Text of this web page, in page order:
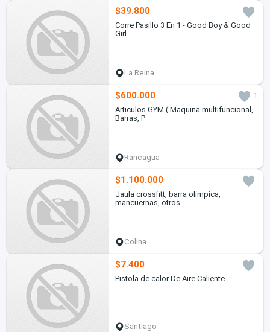
$39.800
Corre Pasillo 3 En 1 - Good Boy & Good
Girl
La Reina
$600.000
1
Articulos GYM ( Maquina multifuncional,
Barras, P
Rancagua
$1.100.000
Jaula crossfitt, barra olimpica,
mancuernas, otros
Colina
$7.400
Pistola de calor De Aire Caliente
Santiago